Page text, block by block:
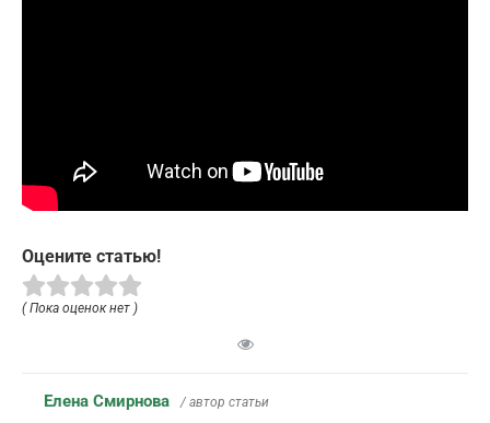
Оцените статью!
( Пока оценок нет )
Елена Смирнова / автор статьи